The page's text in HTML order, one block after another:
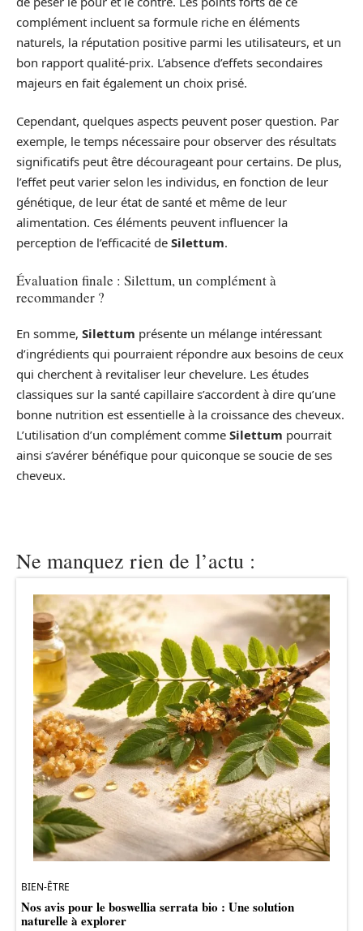
complément incluent sa formule riche en éléments
naturels, la réputation positive parmi les utilisateurs, et un
bon rapport qualité-prix. L’absence d’effets secondaires
majeurs en fait également un choix prisé.
Cependant, quelques aspects peuvent poser question. Par
exemple, le temps nécessaire pour observer des résultats
significatifs peut être décourageant pour certains. De plus,
l’effet peut varier selon les individus, en fonction de leur
génétique, de leur état de santé et même de leur
alimentation. Ces éléments peuvent influencer la
perception de l’efficacité de Silettum.
Évaluation finale : Silettum, un complément à
recommander ?
En somme, Silettum présente un mélange intéressant
d’ingrédients qui pourraient répondre aux besoins de ceux
qui cherchent à revitaliser leur chevelure. Les études
classiques sur la santé capillaire s’accordent à dire qu’une
bonne nutrition est essentielle à la croissance des cheveux.
L’utilisation d’un complément comme Silettum pourrait
ainsi s’avérer bénéfique pour quiconque se soucie de ses
cheveux.
Ne manquez rien de l’actu :
BIEN-ÊTRE
Nos avis pour le boswellia serrata bio : Une solution
naturelle à explorer